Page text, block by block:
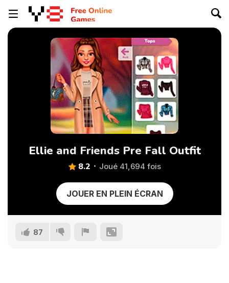
Ellie and Friends Pre Fall Outfit
8.2 Joué 41,694 fois
JOUER EN PLEIN ÉCRAN
87